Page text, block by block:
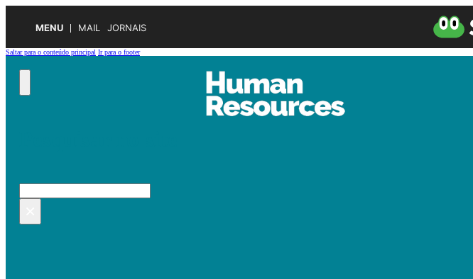
MENU MAIL JORNAIS
Saltar para o conteúdo principal Ir para o footer
Pesquisar